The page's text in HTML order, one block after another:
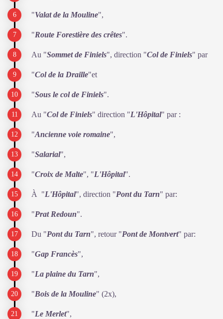
"Valat de la Mouline",
"Route Forestière des crêtes".
Au "Sommet de Finiels", direction "Col de Finiels" par
"Col de la Draille"et
"Sous le col de Finiels".
Au "Col de Finiels" direction "L'Hôpital" par :
"Ancienne voie romaine",
"Salarial",
"Croix de Malte", "L'Hôpital".
À "L'Hôpital", direction "Pont du Tarn" par:
"Prat Redoun".
Du "Pont du Tarn", retour "Pont de Montvert" par:
"Gap Francès",
"La plaine du Tarn",
"Bois de la Mouline" (2x),
"Le Merlet",